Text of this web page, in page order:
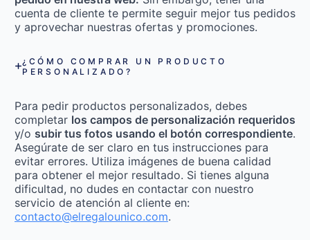
cuenta de cliente te permite seguir mejor tus pedidos
y aprovechar nuestras ofertas y promociones.
¿CÓMO COMPRAR UN PRODUCTO
PERSONALIZADO?
Para pedir productos personalizados, debes
completar los campos de personalización requeridos
y/o subir tus fotos usando el botón correspondiente.
Asegúrate de ser claro en tus instrucciones para
evitar errores. Utiliza imágenes de buena calidad
para obtener el mejor resultado. Si tienes alguna
dificultad, no dudes en contactar con nuestro
servicio de atención al cliente en:
contacto@elregalounico.com.